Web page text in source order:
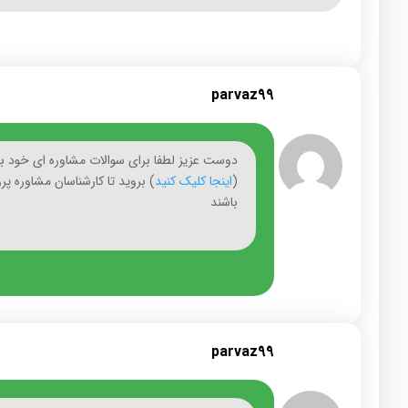
parvaz99
دوست عزیز لطفا برای سوالات مشاوره ای
(اینجا کلیک کنید) بروید تا کارشناسان مشاوره
باشند
parvaz99